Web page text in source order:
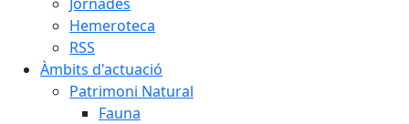
Hemeroteca
RSS
Àmbits d'actuació
Patrimoni Natural
Fauna